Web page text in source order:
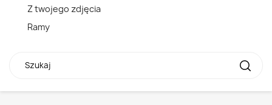
Z twojego zdjęcia
Ramy